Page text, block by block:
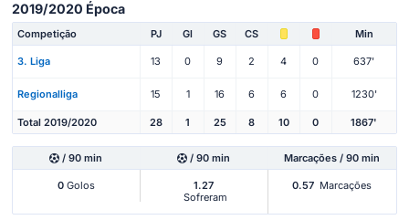
2019/2020 Época
Competição PJ Gl GS CS Min
3. Liga 13 0 9 2 4 0 637'
Regionalliga 15 1 16 6 6 0 1230'
Total 2019/2020 28 1 25 8 10 0 1867'
/ 90 min / 90 min Marcações / 90 min
0Golos
1.27
Sofreram
0.57 Marcações